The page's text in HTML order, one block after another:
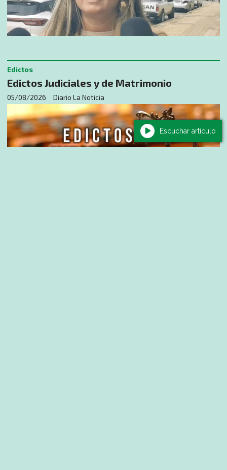
Edictos Judiciales y de Matrimonio
Diario La Noticia
Edictos
05/08/2026
Escuchar artículo